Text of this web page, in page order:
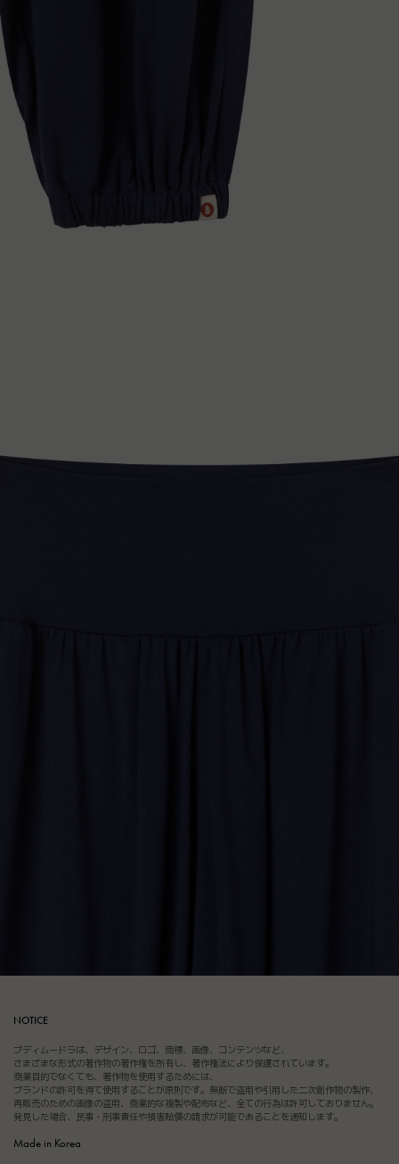
NOTICE
ブディムードラは、デザイン、ロゴ、商標、画像、コンテンツなど、
さまざまな形式の著作物の著作権を所有し、著作権法により保護されています。
商業目的でなくても、著作物を使用するためには、
ブランドの許可を得て使用することが原則です。無断で盗用や引用した二次創作物の製作、
再販売のための画像の盗用、商業的な複製や配布など、全ての行為は許可しておりません。
発見した場合、民事・刑事責任や損害賠償の請求が可能であることを通知します。
Made in Korea